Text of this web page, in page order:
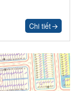
Chi tiết